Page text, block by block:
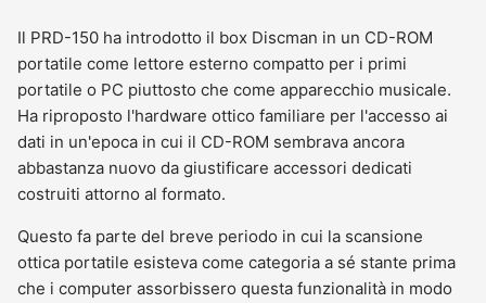
Il PRD-150 ha introdotto il box Discman in un CD-ROM
portatile come lettore esterno compatto per i primi
portatile o PC piuttosto che come apparecchio musicale.
Ha riproposto l'hardware ottico familiare per l'accesso ai
dati in un'epoca in cui il CD-ROM sembrava ancora
abbastanza nuovo da giustificare accessori dedicati
costruiti attorno al formato.
Questo fa parte del breve periodo in cui la scansione
ottica portatile esisteva come categoria a sé stante prima
che i computer assorbissero questa funzionalità in modo